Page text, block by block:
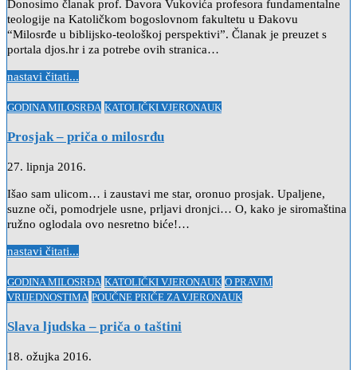
Donosimo članak prof. Davora Vukovića profesora fundamentalne
teologije na Katoličkom bogoslovnom fakultetu u Đakovu
“Milosrđe u biblijsko-teološkoj perspektivi”. Članak je preuzet s
portala djos.hr i za potrebe ovih stranica…
nastavi čitati...
Posted
GODINA MILOSRĐA KATOLIČKI VJERONAUK
Prosjak – priča o milosrđu
27. lipnja 2016.
Išao sam ulicom… i zaustavi me star, oronuo prosjak. Upaljene,
suzne oči, pomodrjele usne, prljavi dronjci… O, kako je siromaština
ružno oglodala ovo nesretno biće!…
nastavi čitati...
Posted
in
GODINA MILOSRĐA KATOLIČKI VJERONAUK O PRAVIM
VRIJEDNOSTIMA POUČNE PRIČE ZA VJERONAUK
Slava ljudska – priča o taštini
18. ožujka 2016.